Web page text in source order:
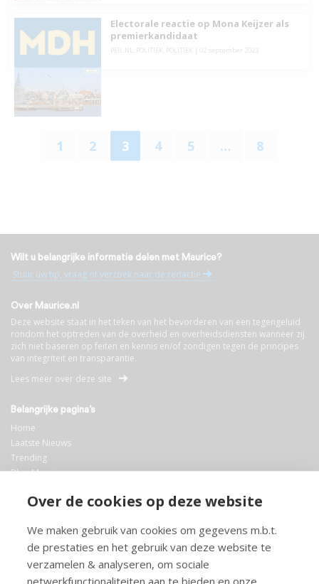
Over de cookies op deze website
We maken gebruik van cookies om gegevens m.b.t.
de prestaties en het gebruik van deze website te
verzamelen & analyseren, om sociale
netwerkfunctionaliteiten aan te bieden en onze
Electorale reactie op Mona Keijzer als
premierkandidaat
PEIL.NL POLITIEK POLITIEK 02 september 2023
1 2 3 4 5 … 8
Wilt u belangrijke informatie delen met Maurice?
Stuur uw tip, vraag of verzoek naar de redactie
Over Maurice.nl
Deze website staat in het teken van het bevorderen van een tegengeluid
rondom het optreden van de overheid en overheidsdiensten wanneer zij
zich niet baseren op feiten en kennis en/of zondigen tegen de principes
van integriteit en transparantie.
Lees meer over deze site
Belangrijke pagina’s
Home
Laatste Nieuws
Trending
Blog Maurice
Bibliotheek
Info en service
FAQ
Doneren